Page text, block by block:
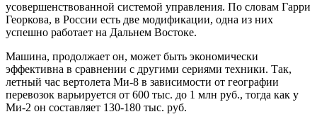
усовершенствованной системой управления. По словам Гарри
Георкова, в России есть две модификации, одна из них
успешно работает на Дальнем Востоке.
Машина, продолжает он, может быть экономически
эффективна в сравнении с другими сериями техники. Так,
летный час вертолета Ми-8 в зависимости от географии
перевозок варьируется от 600 тыс. до 1 млн руб., тогда как у
Ми-2 он составляет 130-180 тыс. руб.